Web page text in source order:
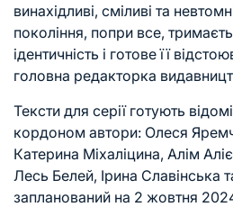
винахідливі, сміливі та
покоління, попри все,
ідентичність і готове її
головна редакторка
Тексти для серії готують
кордоном автори: Олеся
Катерина Міхаліцина, Алім
Лесь Белей, Ірина Славінська
запланований на 2 жовтня